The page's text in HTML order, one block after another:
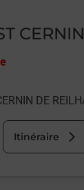
DE
Itinéraire